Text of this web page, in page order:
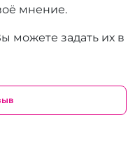
мнение.
можете задать их в